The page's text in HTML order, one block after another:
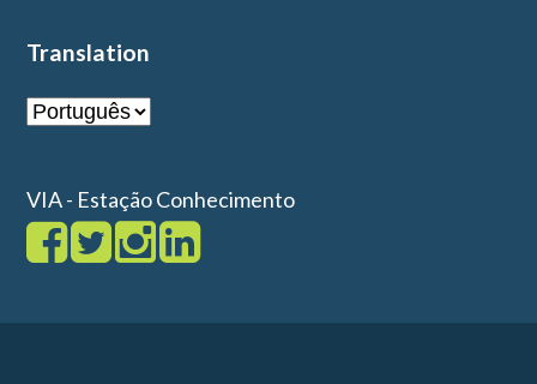
Translation
VIA - Estação Conhecimento